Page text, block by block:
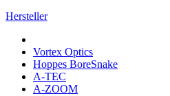
Hersteller
Vortex Optics
Hoppes BoreSnake
A-TEC
A-ZOOM